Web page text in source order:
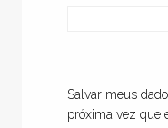
Salvar meus
próxima vez que